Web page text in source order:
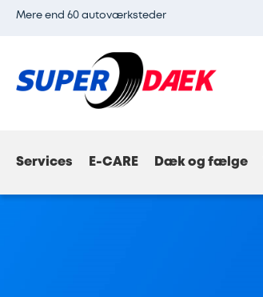
Mere end 60 autoværksteder
Services E-CARE Dæk og fælge